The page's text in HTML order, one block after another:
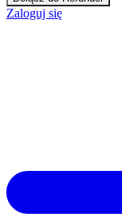
Zaloguj się